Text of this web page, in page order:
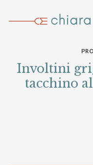
Involtini
tacchino